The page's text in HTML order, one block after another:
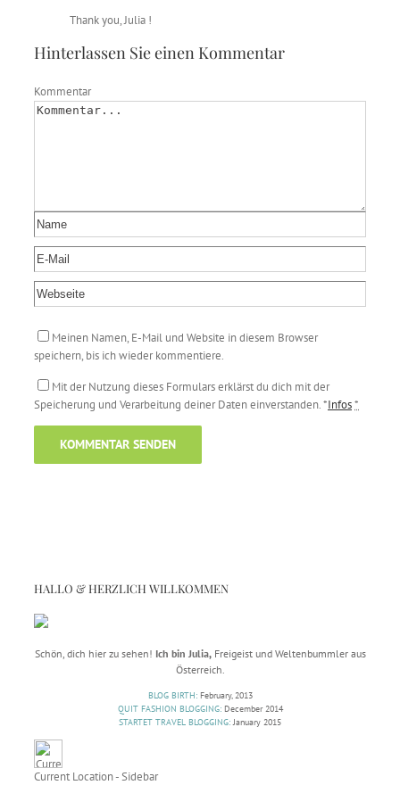
Thank you, Julia !
Hinterlassen Sie einen Kommentar
Kommentar
Meinen Namen, E-Mail und Website in diesem Browser
speichern, bis ich wieder kommentiere.
Mit der Nutzung dieses Formulars erklärst du dich mit der
Speicherung und Verarbeitung deiner Daten einverstanden. *Infos*
HALLO & HERZLICH WILLKOMMEN
Schön, dich hier zu sehen! Ich bin Julia,Freigeist und Weltenbummler aus
Österreich.
BLOG BIRTH:February, 2013
QUIT FASHION BLOGGING:December 2014
STARTET TRAVEL BLOGGING: January 2015
Current Location - Sidebar